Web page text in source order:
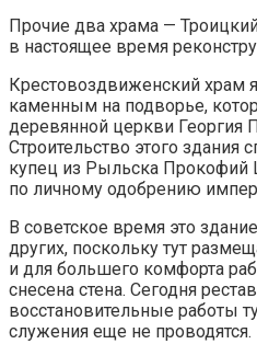
Прочие два храма —
в настоящее время
Крестовоздвиженский храм
каменным на подворье,
деревянной церкви Георгия
Строительство этого здания
купец из Рыльска
по личному одобрению
В советское время это
других, поскольку тут
и для большего комфорта
снесена стена. Сегодня
восстановительные работы
служения еще не проводятся.